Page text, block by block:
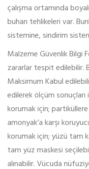
çalışma ortamında
buharı tehlikeleri var.
sistemine, sindirim
Malzeme Güvenlik Bilgi
zararlar tespit edilebilir.
Maksimum Kabul
edilerek ölçüm sonuçları
korumak için;
amonyak’a karşı
korumak için; yüzü tam
tam yüz maskesi
alınabilir. Vücuda